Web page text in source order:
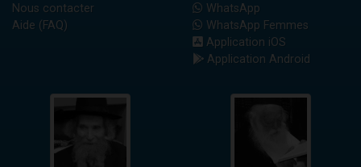
Nous contacter
Aide (FAQ)
WhatsApp
WhatsApp Femmes
Application iOS
Application Android